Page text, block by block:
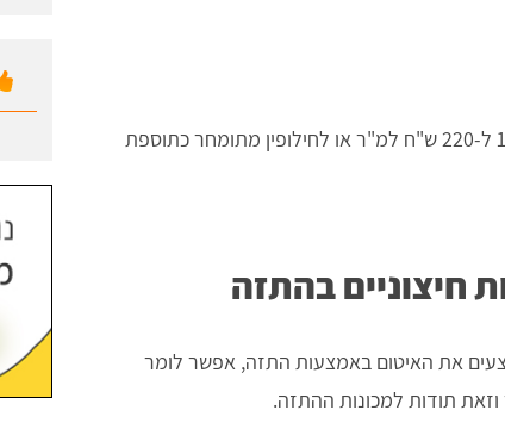
נע בין 120 ל-220 ש"ח למ"ר או לחילופין מתומחר כתוספת
חיצוניים בהתזה
את האיטום באמצעות התזה, אפשר לומר
תודות למכונות ההתזה.